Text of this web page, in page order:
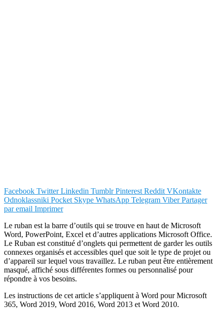
Facebook Twitter Linkedin Tumblr Pinterest Reddit VKontakte
Odnoklassniki Pocket Skype WhatsApp Telegram Viber Partager
par email Imprimer
Le ruban est la barre d’outils qui se trouve en haut de Microsoft
Word, PowerPoint, Excel et d’autres applications Microsoft Office.
Le Ruban est constitué d’onglets qui permettent de garder les outils
connexes organisés et accessibles quel que soit le type de projet ou
d’appareil sur lequel vous travaillez. Le ruban peut être entièrement
masqué, affiché sous différentes formes ou personnalisé pour
répondre à vos besoins.
Les instructions de cet article s’appliquent à Word pour Microsoft
365, Word 2019, Word 2016, Word 2013 et Word 2010.